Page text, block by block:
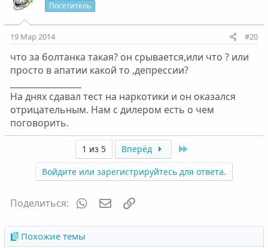
Посетитель
19 Мар 2014 #20
что за болтанка такая? он срывается,или что ? или
просто в апатии какой то ,депрессии?
На днях сдавал тест на наркотики и он оказался
отрицательным. Нам с дилером есть о чем
поговорить.
1 из 5 Вперёд
Войдите или зарегистрируйтесь для ответа.
Поделиться: WhatsAppЭлектронная почта
Похожие темы